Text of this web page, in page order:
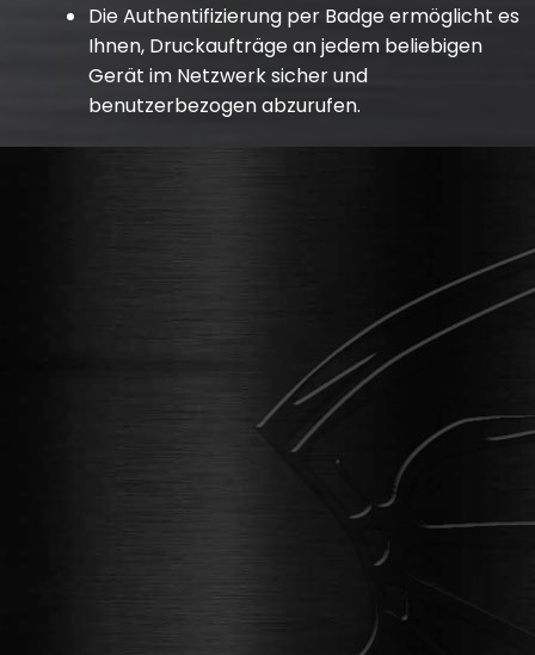
Die Authentifizierung per Badge ermöglicht es
Ihnen, Druckaufträge an jedem beliebigen
Gerät im Netzwerk sicher und
benutzerbezogen abzurufen.